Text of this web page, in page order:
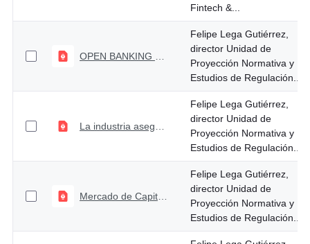
Fintech &...
Felipe Lega Gutiérrez,
director Unidad de
Proyección Normativa y
Estudios de Regulación...
Felipe Lega Gutiérrez,
director Unidad de
Proyección Normativa y
Estudios de Regulación...
Mercado de Capitales Colombiano, Contexto, avances y retos
Felipe Lega Gutiérrez,
director Unidad de
Proyección Normativa y
Estudios de Regulación...